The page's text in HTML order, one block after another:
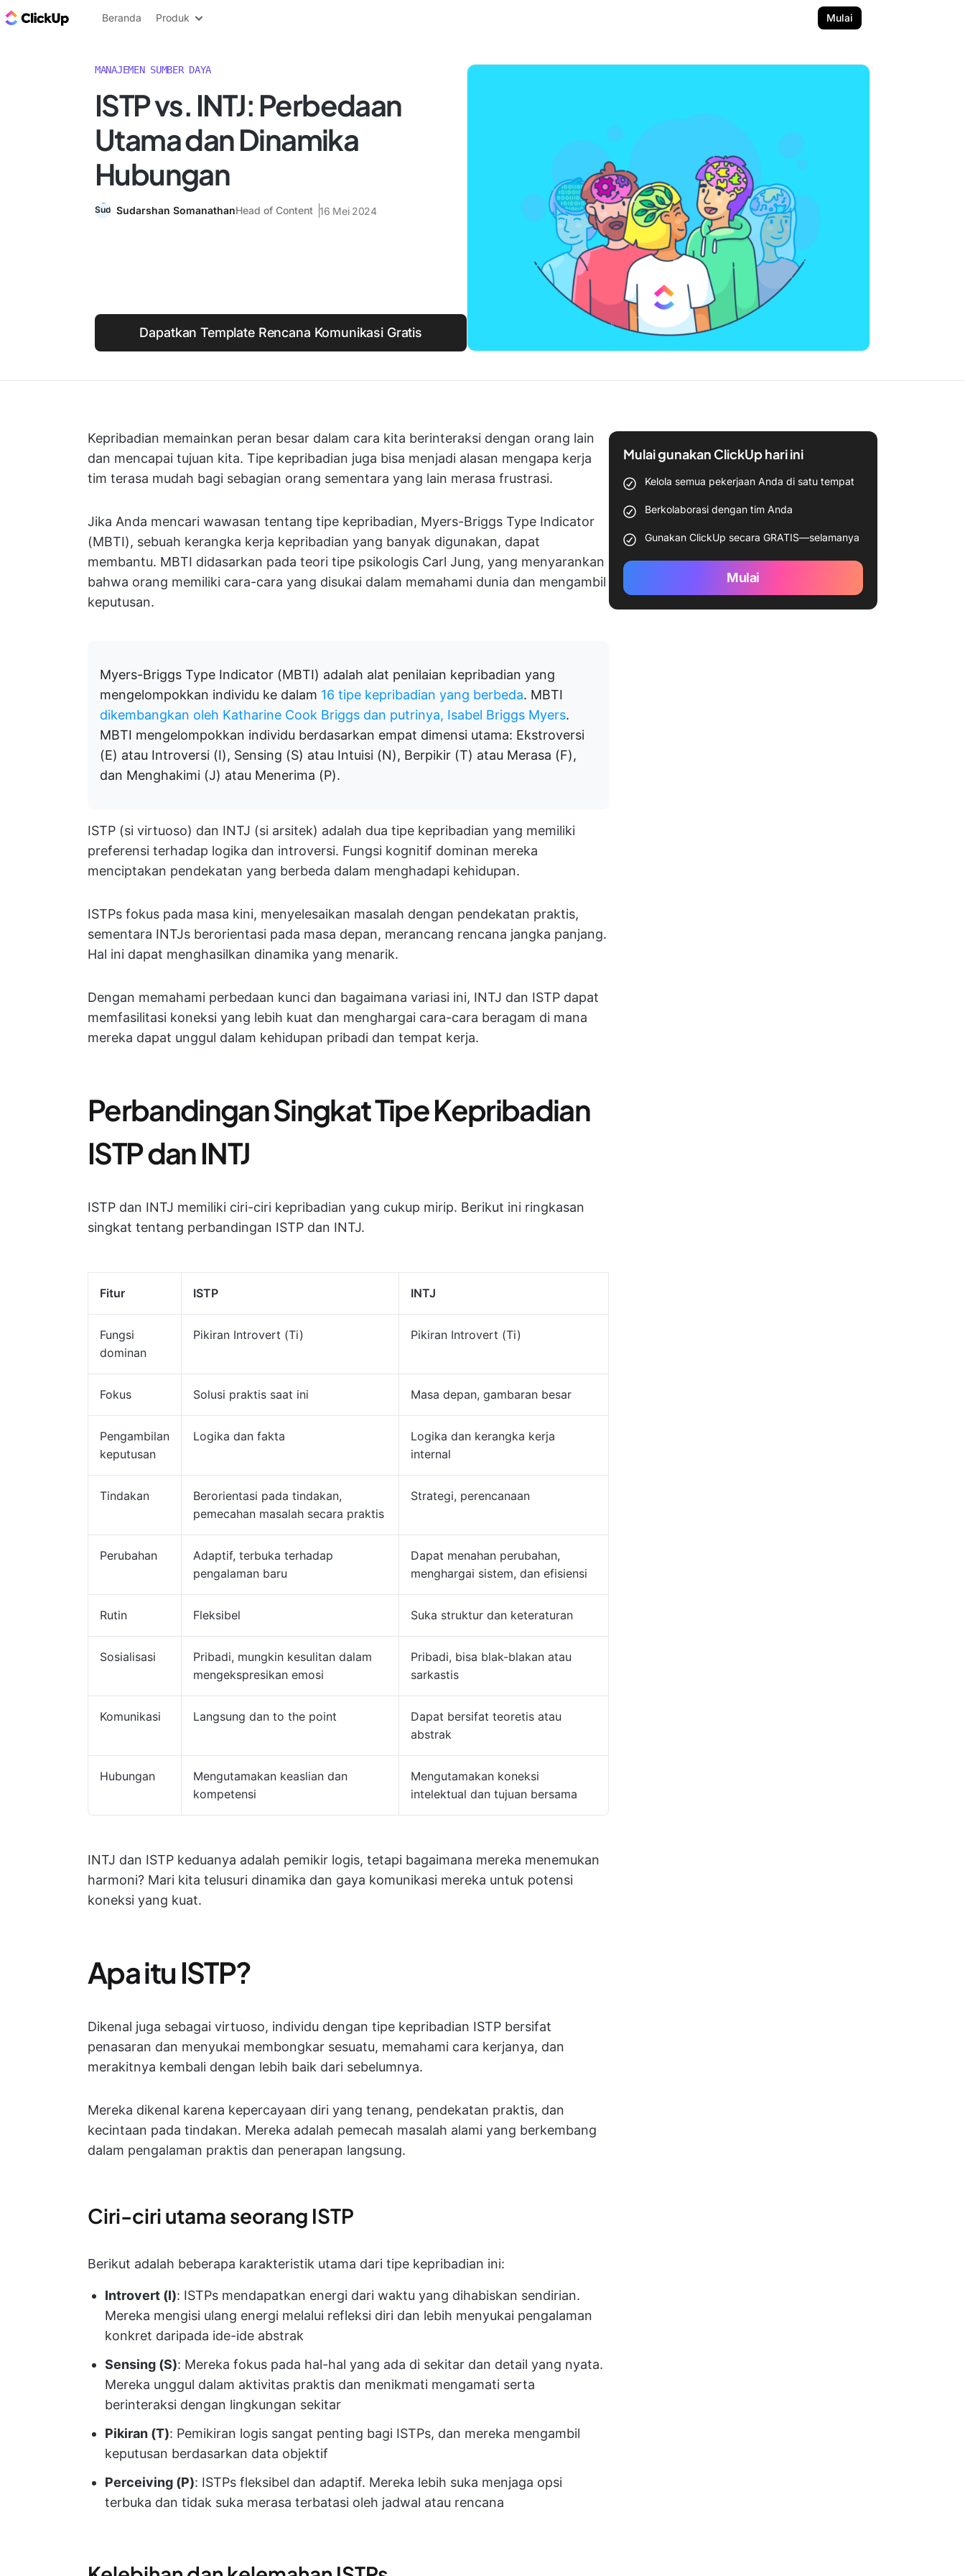
Blog ClickUp
Beranda Produk Mulai
MANAJEMEN SUMBER DAYA
ISTP vs. INTJ: Perbedaan
Utama dan Dinamika
Hubungan
Sudarshan SomanathanHead of Content 16 Mei 2024
Dapatkan Template Rencana Komunikasi Gratis
Kepribadian memainkan peran besar dalam cara kita berinteraksi dengan orang lain
dan mencapai tujuan kita. Tipe kepribadian juga bisa menjadi alasan mengapa kerja
tim terasa mudah bagi sebagian orang sementara yang lain merasa frustrasi.
Jika Anda mencari wawasan tentang tipe kepribadian, Myers-Briggs Type Indicator
(MBTI), sebuah kerangka kerja kepribadian yang banyak digunakan, dapat
membantu. MBTI didasarkan pada teori tipe psikologis Carl Jung, yang menyarankan
bahwa orang memiliki cara-cara yang disukai dalam memahami dunia dan mengambil
keputusan.
Myers-Briggs Type Indicator (MBTI) adalah alat penilaian kepribadian yang
mengelompokkan individu ke dalam 16 tipe kepribadian yang berbeda. MBTI
dikembangkan oleh Katharine Cook Briggs dan putrinya, Isabel Briggs Myers.
MBTI mengelompokkan individu berdasarkan empat dimensi utama: Ekstroversi
(E) atau Introversi (I), Sensing (S) atau Intuisi (N), Berpikir (T) atau Merasa (F),
dan Menghakimi (J) atau Menerima (P).
ISTP (si virtuoso) dan INTJ (si arsitek) adalah dua tipe kepribadian yang memiliki
preferensi terhadap logika dan introversi. Fungsi kognitif dominan mereka
menciptakan pendekatan yang berbeda dalam menghadapi kehidupan.
ISTPs fokus pada masa kini, menyelesaikan masalah dengan pendekatan praktis,
sementara INTJs berorientasi pada masa depan, merancang rencana jangka panjang.
Hal ini dapat menghasilkan dinamika yang menarik.
Dengan memahami perbedaan kunci dan bagaimana variasi ini, INTJ dan ISTP dapat
memfasilitasi koneksi yang lebih kuat dan menghargai cara-cara beragam di mana
mereka dapat unggul dalam kehidupan pribadi dan tempat kerja.
Perbandingan Singkat Tipe Kepribadian
ISTP dan INTJ
ISTP dan INTJ memiliki ciri-ciri kepribadian yang cukup mirip. Berikut ini ringkasan
singkat tentang perbandingan ISTP dan INTJ.
Fitur ISTP INTJ
Fungsi
dominan
Pikiran Introvert (Ti) Pikiran Introvert (Ti)
Fokus Solusi praktis saat ini Masa depan, gambaran besar
Pengambilan
keputusan
Logika dan fakta
Logika dan kerangka kerja
internal
Tindakan
Berorientasi pada tindakan,
pemecahan masalah secara praktis
Strategi, perencanaan
Perubahan
Adaptif, terbuka terhadap
pengalaman baru
Dapat menahan perubahan,
menghargai sistem, dan efisiensi
Rutin Fleksibel Suka struktur dan keteraturan
Sosialisasi
Pribadi, mungkin kesulitan dalam
mengekspresikan emosi
Pribadi, bisa blak-blakan atau
sarkastis
Komunikasi Langsung dan to the point
Dapat bersifat teoretis atau
abstrak
Hubungan
Mengutamakan keaslian dan
kompetensi
Mengutamakan koneksi
intelektual dan tujuan bersama
INTJ dan ISTP keduanya adalah pemikir logis, tetapi bagaimana mereka menemukan
harmoni? Mari kita telusuri dinamika dan gaya komunikasi mereka untuk potensi
koneksi yang kuat.
Apa itu ISTP?
Dikenal juga sebagai virtuoso, individu dengan tipe kepribadian ISTP bersifat
penasaran dan menyukai membongkar sesuatu, memahami cara kerjanya, dan
merakitnya kembali dengan lebih baik dari sebelumnya.
Mereka dikenal karena kepercayaan diri yang tenang, pendekatan praktis, dan
kecintaan pada tindakan. Mereka adalah pemecah masalah alami yang berkembang
dalam pengalaman praktis dan penerapan langsung.
Ciri-ciri utama seorang ISTP
Berikut adalah beberapa karakteristik utama dari tipe kepribadian ini:
Introvert (I): ISTPs mendapatkan energi dari waktu yang dihabiskan sendirian.
Mereka mengisi ulang energi melalui refleksi diri dan lebih menyukai pengalaman
konkret daripada ide-ide abstrak
Sensing (S): Mereka fokus pada hal-hal yang ada di sekitar dan detail yang nyata.
Mereka unggul dalam aktivitas praktis dan menikmati mengamati serta
berinteraksi dengan lingkungan sekitar
Pikiran (T): Pemikiran logis sangat penting bagi ISTPs, dan mereka mengambil
keputusan berdasarkan data objektif
Perceiving (P): ISTPs fleksibel dan adaptif. Mereka lebih suka menjaga opsi
terbuka dan tidak suka merasa terbatasi oleh jadwal atau rencana
Mulai gunakan ClickUp hari ini
Kelola semua pekerjaan Anda di satu tempat
Berkolaborasi dengan tim Anda
Gunakan ClickUp secara GRATIS—selamanya
Mulai